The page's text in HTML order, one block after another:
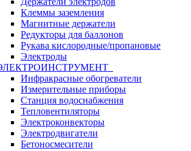
Клеммы заземления
Магнитные держатели
Редукторы для баллонов
Рукава кислородные/пропановые
Электроды
Инфракрасные обогреватели
Измерительные приборы
Станция водоснабжения
Тепловентиляторы
Электроконвекторы
Электродвигатели
Бетоносмесители